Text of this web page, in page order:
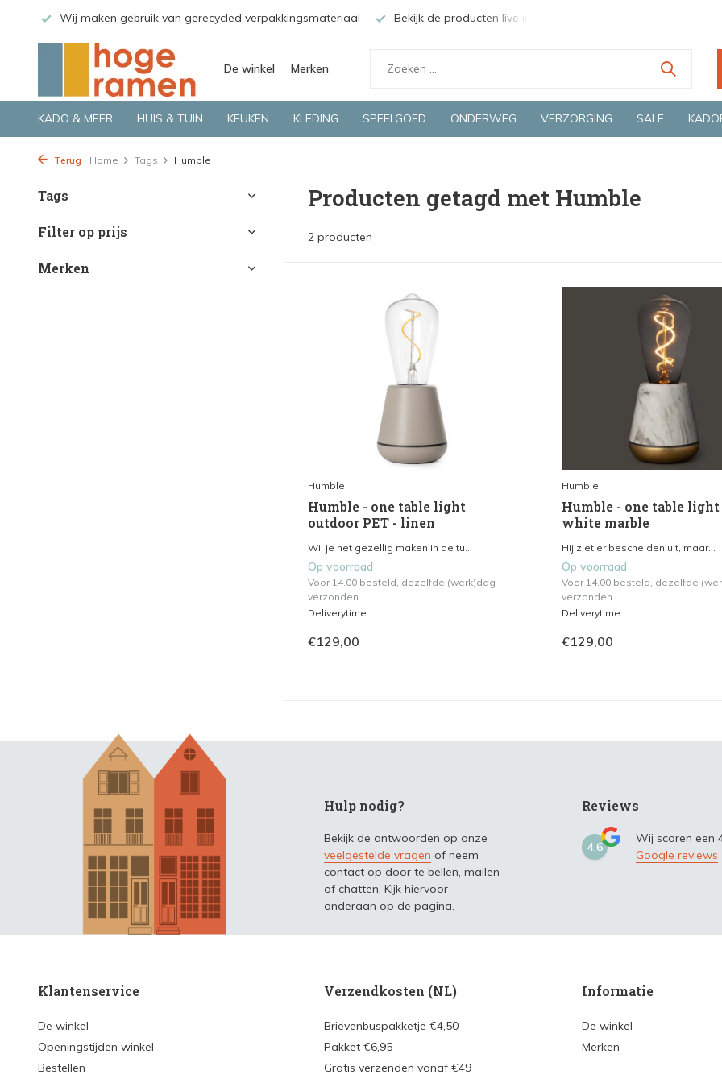
Wij maken gebruik van gerecycled verpakkingsmateriaal Bekijk de producten live in onze winkel in Deventer
De winkel Merken
KADO & MEER HUIS & TUIN KEUKEN KLEDING SPEELGOED ONDERWEG VERZORGING SALE
Terug Home Tags Humble
Tags
Filter op prijs
Merken
Producten getagd met Humble
2 producten
Humble
Humble - one table light
outdoor PET - linen
Wil je het gezellig maken in de tu...
Op voorraad
Voor 14.00 besteld, dezelfde (werk)dag
verzonden.
Deliverytime
€129,00
Humble
Humble - one table light
white marble
Hij ziet er bescheiden uit, maar...
Op voorraad
Voor 14.00 besteld, dezelfde
verzonden.
Deliverytime
€129,00
Hulp nodig?
Bekijk de antwoorden op onze
veelgestelde vragen of neem
contact op door te bellen, mailen
of chatten. Kijk hiervoor
onderaan op de pagina.
Reviews
4,6
Wij scoren een
Google reviews
Klantenservice
De winkel
Openingstijden winkel
Bestellen
Verzendkosten (NL)
Brievenbuspakketje €4,50
Pakket €6,95
Gratis verzenden vanaf €49
Informatie
De winkel
Merken